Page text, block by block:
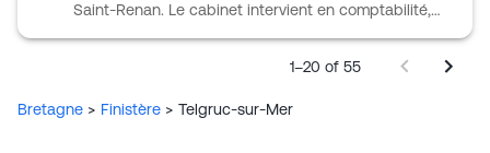
Saint-Renan. Le cabinet intervient en comptabilité,
comptable que les obligations courantes de
pilotage, l’appui à la dématérialisation et des missions
1–20 of 55
Bretagne > Finistère > Telgruc-sur-Mer